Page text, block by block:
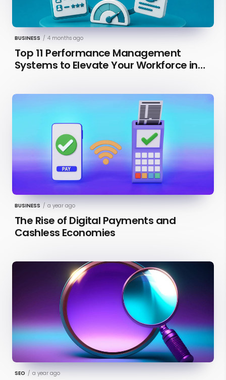
BUSINESS / 4 months ago
Top 11 Performance Management
Systems to Elevate Your Workforce in
BUSINESS / a year ago
The Rise of Digital Payments and
Cashless Economies
SEO / a year ago